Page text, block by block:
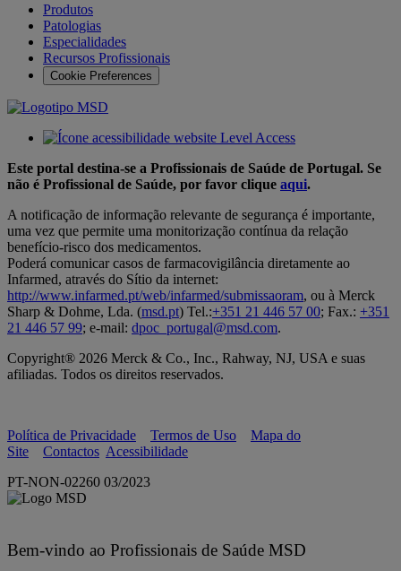
Produtos
Patologias
Especialidades
Recursos Profissionais
Cookie Preferences
Este portal destina-se a Profissionais de Saúde de Portugal. Se
não é Profissional de Saúde, por favor clique aqui.
A notificação de informação relevante de segurança é importante,
uma vez que permite uma monitorização contínua da relação
benefício-risco dos medicamentos.
Poderá comunicar casos de farmacovigilância diretamente ao
Infarmed, através do Sítio da internet:
http://www.infarmed.pt/web/infarmed/submissaoram, ou à Merck
Sharp & Dohme, Lda. (msd.pt) Tel.:+351 21 446 57 00; Fax.: +351
21 446 57 99; e-mail: dpoc_portugal@msd.com.
Copyright® 2026 Merck & Co., Inc., Rahway, NJ, USA e suas
afiliadas. Todos os direitos reservados.
Política de Privacidade Termos de Uso
Mapa do
Site
Contactos Acessibilidade
PT-NON-02260 03/2023
Bem-vindo ao Profissionais de Saúde MSD